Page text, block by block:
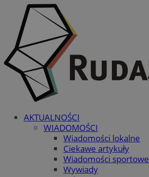
AKTUALNOŚCI
WIADOMOŚCI
Wiadomości lokalne
Ciekawe artykuły
Wiadomości sportowe
Wywiady